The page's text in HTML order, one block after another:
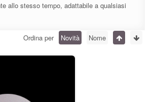
allo stesso tempo, adattabile a qualsiasi
Ordina per Novità Nome